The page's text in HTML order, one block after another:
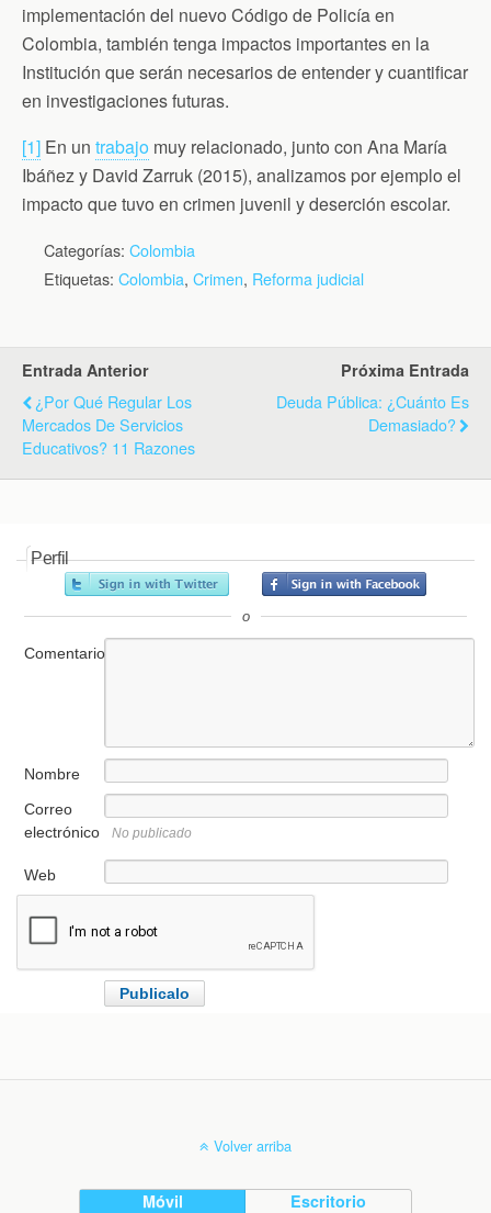
implementación del nuevo Código de Policía en
Colombia, también tenga impactos importantes en la
Institución que serán necesarios de entender y cuantificar
en investigaciones futuras.
[1] En un trabajo muy relacionado, junto con Ana María
Ibáñez y David Zarruk (2015), analizamos por ejemplo el
impacto que tuvo en crimen juvenil y deserción escolar.
Categorías: Colombia
Etiquetas: Colombia, Crimen, Reforma judicial
Entrada Anterior
¿Por Qué Regular Los
Mercados De Servicios
Educativos? 11 Razones
Próxima Entrada
Deuda Pública: ¿Cuánto Es
Demasiado?
Perfil
o
Comentario
Nombre
Correo
electrónico
No publicado
Web
Volver arriba
Móvil Escritorio